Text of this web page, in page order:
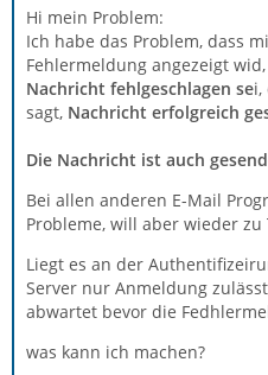
Hi mein Problem:
Ich habe das Problem, dass
Fehlermeldung angezeigt wid,
Nachricht fehlgeschlagen sei,
sagt, Nachricht erfolgreich
Die Nachricht ist auch
Bei allen anderen E-Mail
Probleme, will aber wieder
Liegt es an der
Server nur Anmeldung
abwartet bevor die
was kann ich machen?